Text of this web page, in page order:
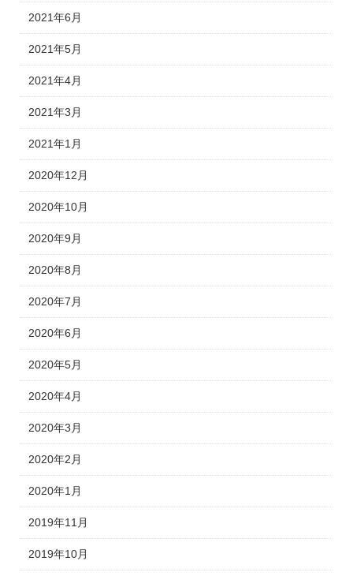
2021年6月
2021年5月
2021年4月
2021年3月
2021年1月
2020年12月
2020年10月
2020年9月
2020年8月
2020年7月
2020年6月
2020年5月
2020年4月
2020年3月
2020年2月
2020年1月
2019年11月
2019年10月